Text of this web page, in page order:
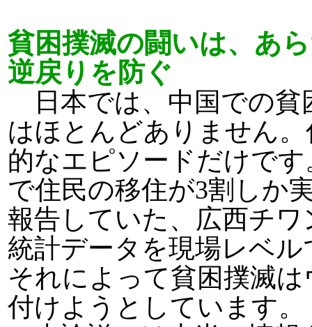
貧困撲滅の闘いは、あ
逆戻りを防ぐ
日本では、中国での貧
はほとんどありません
的なエピソードだけで
で住民の移住が3割しか
報告していた、広西チ
統計データを現場レベ
それによって貧困撲滅
付けようとしています。